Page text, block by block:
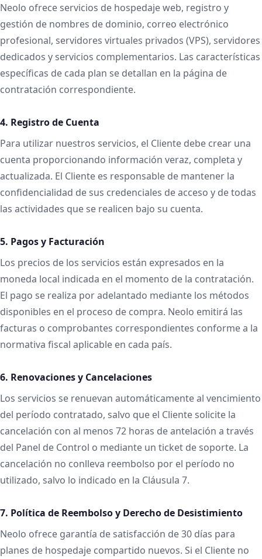
Neolo ofrece servicios de hospedaje web, registro y
gestión de nombres de dominio, correo electrónico
profesional, servidores virtuales privados (VPS), servidores
dedicados y servicios complementarios. Las características
específicas de cada plan se detallan en la página de
contratación correspondiente.
4. Registro de Cuenta
Para utilizar nuestros servicios, el Cliente debe crear una
cuenta proporcionando información veraz, completa y
actualizada. El Cliente es responsable de mantener la
confidencialidad de sus credenciales de acceso y de todas
las actividades que se realicen bajo su cuenta.
5. Pagos y Facturación
Los precios de los servicios están expresados en la
moneda local indicada en el momento de la contratación.
El pago se realiza por adelantado mediante los métodos
disponibles en el proceso de compra. Neolo emitirá las
facturas o comprobantes correspondientes conforme a la
normativa fiscal aplicable en cada país.
6. Renovaciones y Cancelaciones
Los servicios se renuevan automáticamente al vencimiento
del período contratado, salvo que el Cliente solicite la
cancelación con al menos 72 horas de antelación a través
del Panel de Control o mediante un ticket de soporte. La
cancelación no conlleva reembolso por el período no
utilizado, salvo lo indicado en la Cláusula 7.
7. Política de Reembolso y Derecho de Desistimiento
Neolo ofrece garantía de satisfacción de 30 días para
planes de hospedaje compartido nuevos. Si el Cliente no